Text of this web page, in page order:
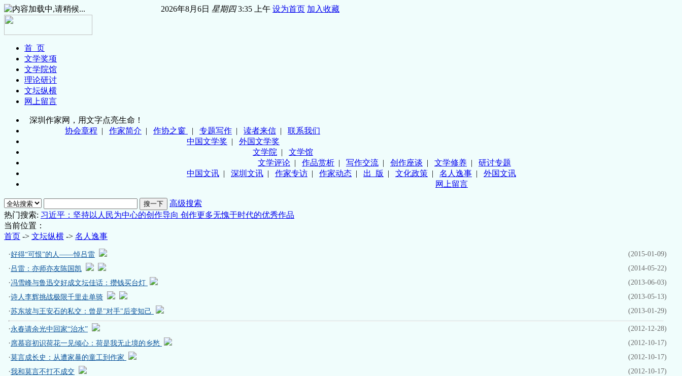
2026年8月6日 星期四3:35 上午 设为首页 加入收藏
首 页
文学奖项
文学院馆
理论研讨
文坛纵横
网上留言
深圳作家网，用文字点亮生命！
协会章程 | 作家简介 | 作协之窗 | 专题写作 | 读者来信 | 联系我们
中国文学奖 | 外国文学奖
文学院 | 文学馆
文学评论 | 作品赏析 | 写作交流 | 创作座谈 | 文学修养 | 研讨专题
中国文讯 | 深圳文讯 | 作家专访 | 作家动态 | 出 版 | 文化政策 | 名人逸事 | 外国文讯
网上留言
高级搜索
热门搜索: 习近平：坚持以人民为中心的创作导向 创作更多无愧于时代的优秀作品
当前位置：
首页 -> 文坛纵横 -> 名人逸事
·好得“可恨”的人——悼吕雷 (2015-01-09)
· 吕雷：亦师亦友陈国凯 (2014-05-22)
·冯雪峰与鲁迅交好成文坛佳话：攒钱买台灯 (2013-06-03)
·诗人李辉挑战极限千里走单骑 (2013-05-13)
·苏东坡与王安石的私交：曾是"对手"后变知己 (2013-01-29)
·永春请余光中回家“治水” (2012-12-28)
·席慕容初识荷花一见倾心：荷是我无止境的乡愁 (2012-10-17)
·莫言成长史：从遭家暴的童工到作家 (2012-10-17)
·我和莫言不打不成交 (2012-10-17)